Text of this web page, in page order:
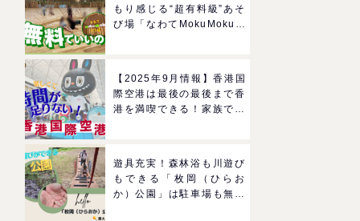
もり感じる“超有料級”あそ
び場「なわてMokuMokuひ
【2025年9月情報】香港国
際空港は最後の最後まで香
港を満喫できる！家族で楽
遊具充実！森林浴も川遊び
もできる「枚岡（ひらお
か）公園」は駐車場も無料